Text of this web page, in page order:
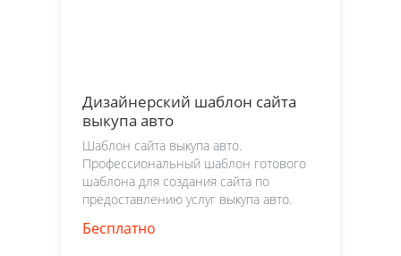
Дизайнерский шаблон сайта
выкупа авто
Шаблон сайта выкупа авто.
Профессиональный шаблон готового
шаблона для создания сайта по
предоставлению услуг выкупа авто.
Бесплатно